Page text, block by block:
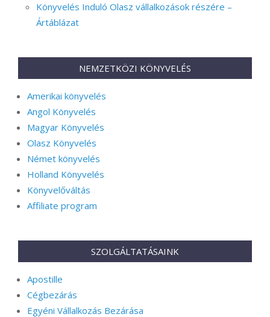
Könyvelés Induló Olasz vállalkozások részére –
Ártáblázat
NEMZETKÖZI KÖNYVELÉS
Amerikai könyvelés
Angol Könyvelés
Magyar Könyvelés
Olasz Könyvelés
Német könyvelés
Holland Könyvelés
Könyvelőváltás
Affiliate program
SZOLGÁLTATÁSAINK
Apostille
Cégbezárás
Egyéni Vállalkozás Bezárása